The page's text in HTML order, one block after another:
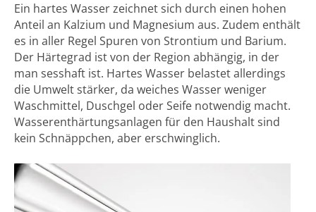
Ein hartes Wasser zeichnet sich durch einen hohen
Anteil an Kalzium und Magnesium aus. Zudem enthält
es in aller Regel Spuren von Strontium und Barium.
Der Härtegrad ist von der Region abhängig, in der
man sesshaft ist. Hartes Wasser belastet allerdings
die Umwelt stärker, da weiches Wasser weniger
Waschmittel, Duschgel oder Seife notwendig macht.
Wasserenthärtungsanlagen für den Haushalt sind
kein Schnäppchen, aber erschwinglich.